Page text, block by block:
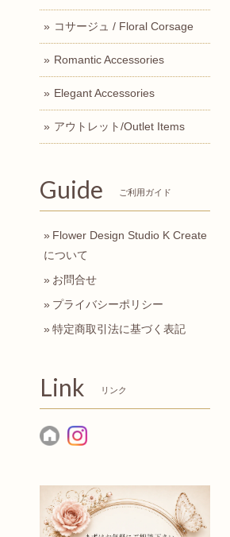
コサージュ / Floral Corsage
Romantic Accessories
Elegant Accessories
アウトレット/Outlet Items
Guide ご利用ガイド
Flower Design Studio K Create
について
お問合せ
プライバシーポリシー
特定商取引法に基づく表記
Link リンク